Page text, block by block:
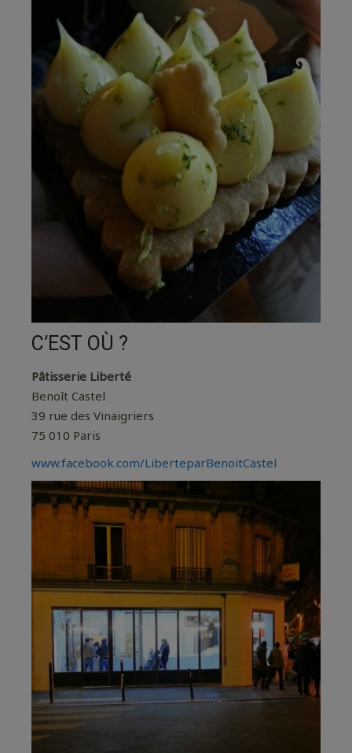
C’EST OÙ ?
Pâtisserie Liberté
Benoît Castel
39 rue des Vinaigriers
75 010 Paris
www.facebook.com/LiberteparBenoitCastel